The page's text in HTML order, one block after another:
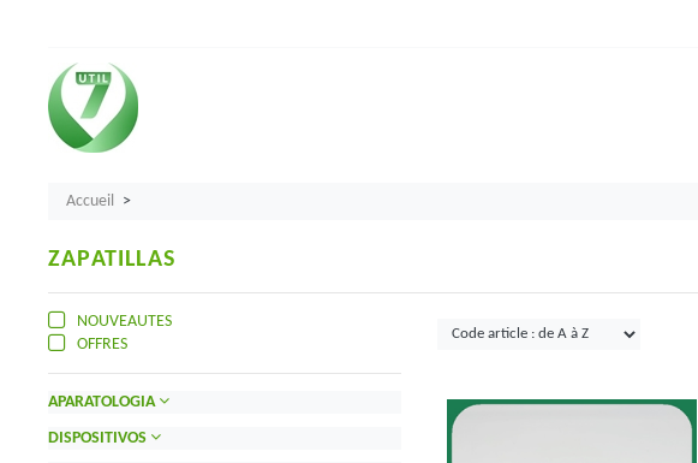
Accueil
ZAPATILLAS
NOUVEAUTES
OFFRES
APARATOLOGIA
DISPOSITIVOS